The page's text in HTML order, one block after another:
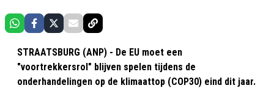
STRAATSBURG (ANP) - De EU moet een
"voortrekkersrol" blijven spelen tijdens de
onderhandelingen op de klimaattop (COP30) eind dit jaar.